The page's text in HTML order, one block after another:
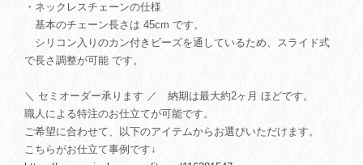
・ネックレスチェーンの仕様
基本のチェーン長さは 45cm です。
シリコン入りのカン付きビーズを通しているため、スライド式
で長さ調整が可能 です。
＼ セミオーダー承ります ／ 納期は最大約2ヶ月 ほどです。
職人による特注のお仕立てが可能です。
ご希望に合わせて、以下のアイテムからお選びいただけます。
こちらがお仕立て事例です↓